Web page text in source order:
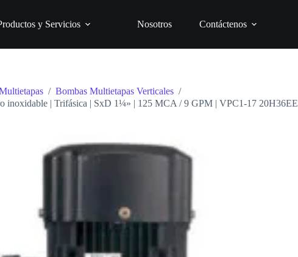
y Servicios Nosotros Contáctenos
/ Bombas Multietapas Verticales /
inoxidable | Trifásica | SxD 1¼» | 125 MCA / 9 GPM | VPC1-17 20H36EE